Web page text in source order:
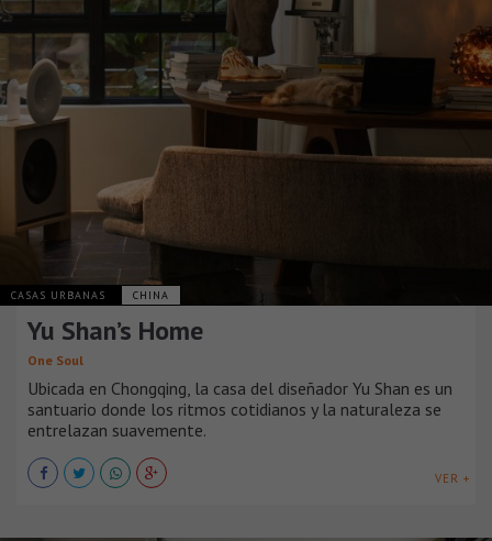
CASAS URBANAS CHINA
Yu Shan’s Home
One Soul
Ubicada en Chongqing, la casa del diseñador Yu Shan es un
santuario donde los ritmos cotidianos y la naturaleza se
entrelazan suavemente.
VER +